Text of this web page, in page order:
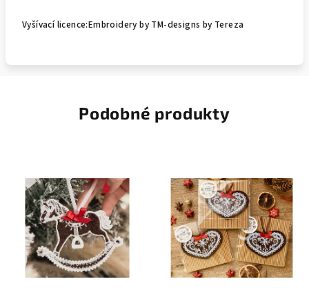
Vyšívací licence:Embroidery by TM-designs by Tereza
Podobné produkty